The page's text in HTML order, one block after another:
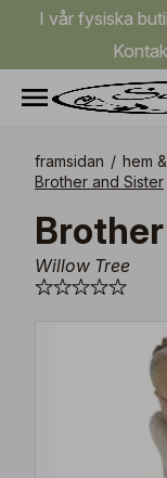
I vår fysiska
framsidan / hem
Brother and Sister
Willow Tree